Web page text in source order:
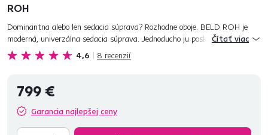
ROH
4,6 8 recenzií
Dominantna alebo len sedacia súprava? Rozhodne oboje. BELD ROH je
moderná, univerzálna sedacia súprava. Jednoducho ju poskladáte s rohom
na ľavej alebo na pravej strane. Ideálna aj do malých priesto...
Čítať viac
799 €
Garancia najlepšej ceny